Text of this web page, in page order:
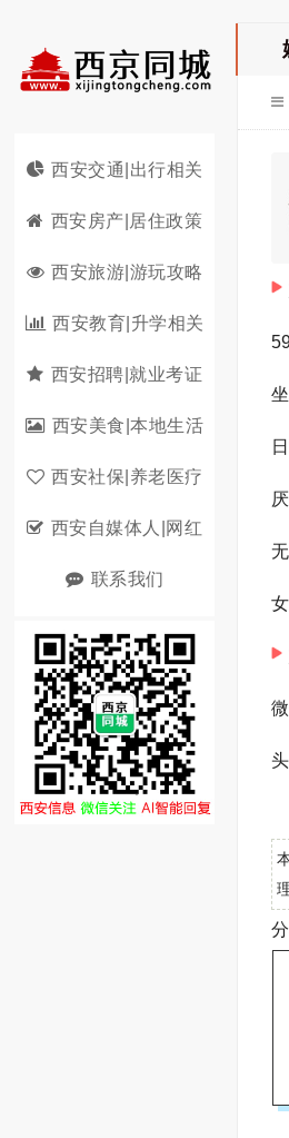
西安交通|出行相关
西安房产|居住政策
西安旅游|游玩攻略
西安教育|升学相关
西安招聘|就业考证
西安美食|本地生活
西安社保|养老医疗
西安自媒体人|网红
联系我们